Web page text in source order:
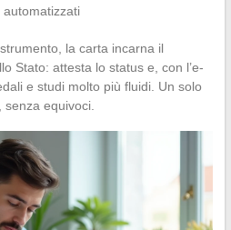
la carta incarna il
Stato: attesta lo status e, con l’e-
e studi molto più fluidi. Un solo
senza equivoci.